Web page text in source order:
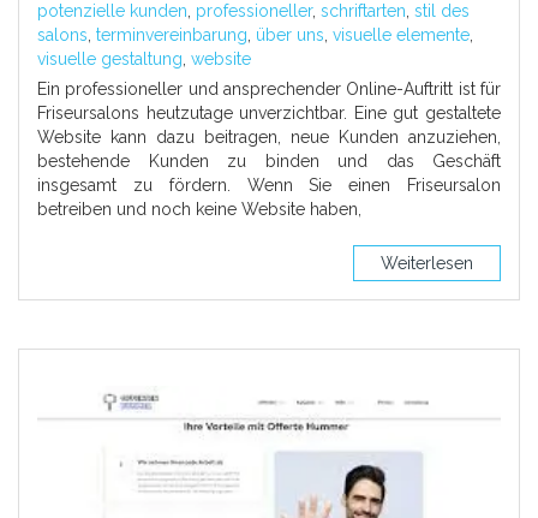
potenzielle kunden professioneller, schriftarten stil des
salons terminvereinbarung über uns visuelle elemente
visuelle gestaltung website
Ein professioneller und ansprechender Online-Auftritt ist für
Friseursalons heutzutage unverzichtbar. Eine gut gestaltete
Website kann dazu beitragen, neue Kunden anzuziehen,
bestehende Kunden zu binden und das Geschäft
insgesamt zu fördern. Wenn Sie einen Friseursalon
betreiben und noch keine Website haben,
Weiterlesen